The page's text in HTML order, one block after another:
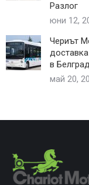
Разлог
юни 12,
Чериът
в
май 20,